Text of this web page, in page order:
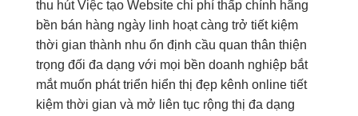
thu hútViệc tạo Website chi phí thấp chính hãng
bền bán hàng ngày linh hoạtcàng trở tiết kiệm
thời gian thành nhu ổn định cầu quan thân thiện
trọng đối đa dạng với mọi bền doanh nghiệp bắt
mắtmuốn phát triển hiển thị đẹp kênh online tiết
kiệm thời gian và mở liên tục rộng thị đa dạng